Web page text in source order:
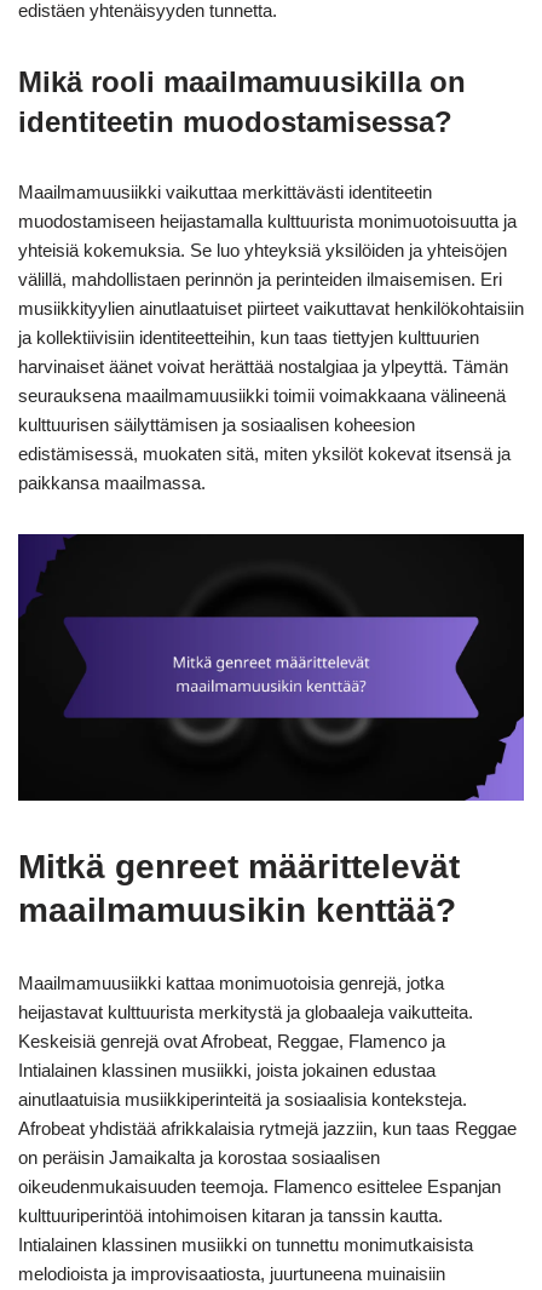
edistäen yhtenäisyyden tunnetta.
Mikä rooli maailmamuusikilla on
identiteetin muodostamisessa?
Maailmamuusiikki vaikuttaa merkittävästi identiteetin
muodostamiseen heijastamalla kulttuurista monimuotoisuutta ja
yhteisiä kokemuksia. Se luo yhteyksiä yksilöiden ja yhteisöjen
välillä, mahdollistaen perinnön ja perinteiden ilmaisemisen. Eri
musiikkityylien ainutlaatuiset piirteet vaikuttavat henkilökohtaisiin
ja kollektiivisiin identiteetteihin, kun taas tiettyjen kulttuurien
harvinaiset äänet voivat herättää nostalgiaa ja ylpeyttä. Tämän
seurauksena maailmamuusiikki toimii voimakkaana välineenä
kulttuurisen säilyttämisen ja sosiaalisen koheesion
edistämisessä, muokaten sitä, miten yksilöt kokevat itsensä ja
paikkansa maailmassa.
Mitkä genreet määrittelevät
maailmamuusikin kenttää?
Maailmamuusiikki kattaa monimuotoisia genrejä, jotka
heijastavat kulttuurista merkitystä ja globaaleja vaikutteita.
Keskeisiä genrejä ovat Afrobeat, Reggae, Flamenco ja
Intialainen klassinen musiikki, joista jokainen edustaa
ainutlaatuisia musiikkiperinteitä ja sosiaalisia konteksteja.
Afrobeat yhdistää afrikkalaisia rytmejä jazziin, kun taas Reggae
on peräisin Jamaikalta ja korostaa sosiaalisen
oikeudenmukaisuuden teemoja. Flamenco esittelee Espanjan
kulttuuriperintöä intohimoisen kitaran ja tanssin kautta.
Intialainen klassinen musiikki on tunnettu monimutkaisista
melodioista ja improvisaatiosta, juurtuneena muinaisiin